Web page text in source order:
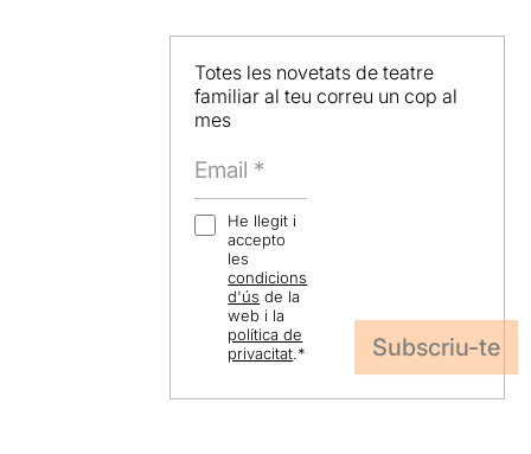
Totes les novetats de teatre
familiar al teu correu un cop al
mes
He llegit i
accepto
les
condicions
d'ús de la
web i la
política de
privacitat.*